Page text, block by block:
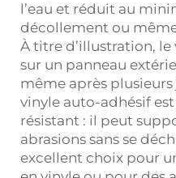
l’eau et réduit au
décollement ou
À titre d’illustration, le
sur un panneau
même après
vinyle auto-adhésif
résistant : il peut
abrasions sans se
excellent choix pour